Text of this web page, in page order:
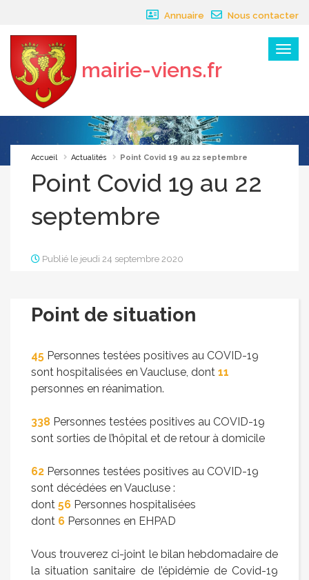
Annuaire Nous contacter
Menu
mairie-viens.fr
×
Accueil Actualités Point Covid 19 au 22 septembre
Point Covid 19 au 22
septembre
Publié le jeudi 24 septembre 2020
Point de situation
45 Personnes testées positives au COVID-19
sont hospitalisées en Vaucluse, dont 11
personnes en réanimation.
338 Personnes testées positives au COVID-19
sont sorties de l’hôpital et de retour à domicile
62 Personnes testées positives au COVID-19
sont décédées en Vaucluse :
dont 56 Personnes hospitalisées
dont 6 Personnes en EHPAD
Vous trouverez ci-joint le bilan hebdomadaire de
la situation sanitaire de l’épidémie de Covid-19
Panneau de gestion des cookies